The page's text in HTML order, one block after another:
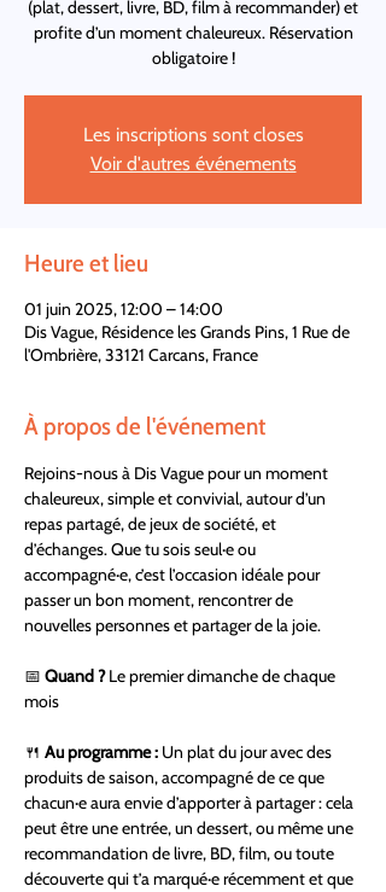
(plat, dessert, livre, BD, film à recommander) et
profite d’un moment chaleureux. Réservation
obligatoire !
Les inscriptions sont closes
Voir d'autres événements
Heure et lieu
01 juin 2025, 12:00 – 14:00
Dis Vague, Résidence les Grands Pins, 1 Rue de
l'Ombrière, 33121 Carcans, France
À propos de l'événement
Rejoins-nous à Dis Vague pour un moment
chaleureux, simple et convivial, autour d’un
repas partagé, de jeux de société, et
d’échanges. Que tu sois seul·e ou
accompagné·e, c’est l’occasion idéale pour
passer un bon moment, rencontrer de
nouvelles personnes et partager de la joie.
📅 Quand ? Le premier dimanche de chaque
mois
🍴 Au programme : Un plat du jour avec des
produits de saison, accompagné de ce que
chacun·e aura envie d’apporter à partager : cela
peut être une entrée, un dessert, ou même une
recommandation de livre, BD, film, ou toute
découverte qui t’a marqué·e récemment et que